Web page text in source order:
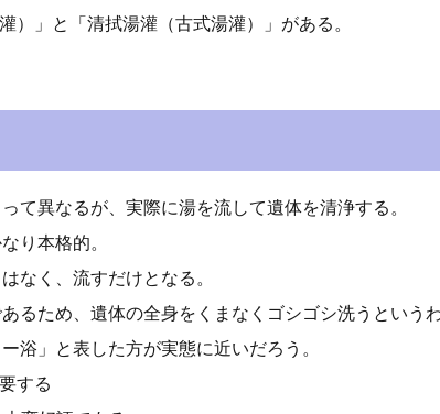
）」と「清拭湯灌（古式湯灌）」がある。
て異なるが、実際に湯を流して遺体を清浄する。
り本格的。
なく、流すだけとなる。
るため、遺体の全身をくまなくゴシゴシ洗うという
浴」と表した方が実態に近いだろう。
する